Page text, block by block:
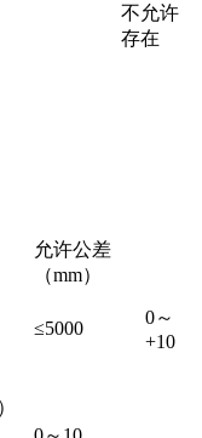
不允许
存在
允许公差
（mm）
≤5000
0～
+10